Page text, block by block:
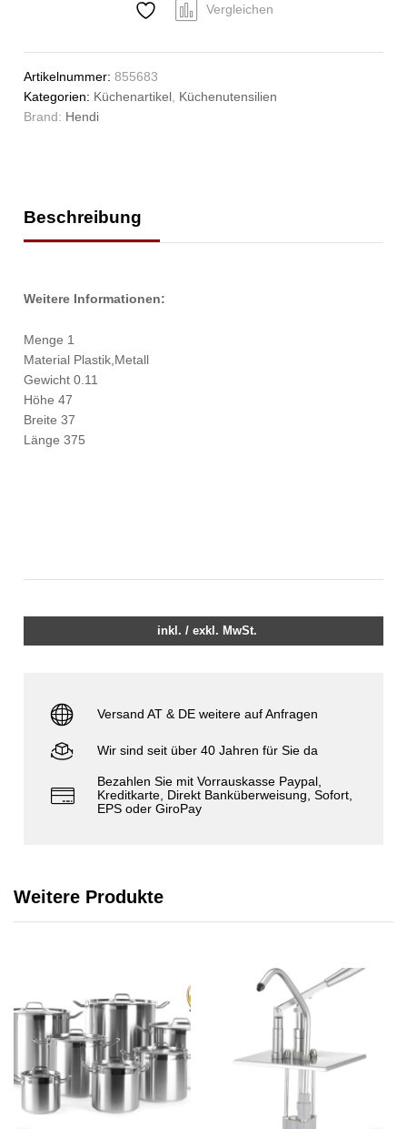
Vergleichen
Artikelnummer:855683
Kategorien: Küchenartikel Küchenutensilien
Brand: Hendi
Beschreibung
Weitere Informationen:
Menge 1
Material Plastik,Metall
Gewicht 0.11
Höhe 47
Breite 37
Länge 375
inkl. / exkl. MwSt.
Versand AT & DE weitere auf Anfragen
Wir sind seit über 40 Jahren für Sie da
Bezahlen Sie mit Vorrauskasse Paypal,
Kreditkarte, Direkt Banküberweisung, Sofort,
EPS oder GiroPay
Weitere Produkte